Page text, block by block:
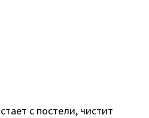
с постели, чистит